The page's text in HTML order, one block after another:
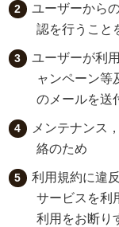
ユーザーから
認を行うこと
ユーザーが利
ャンペーン等
のメールを送
メンテナンス
絡のため
利用規約に違
サービスを利
利用をお断り